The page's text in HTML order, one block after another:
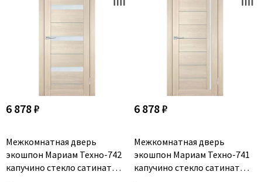
6 878 ₽
Межкомнатная дверь
экошпон Мариам Техно-742
капучино стекло сатинат
6 878 ₽
Межкомнатная дверь
экошпон Мариам Техно-741
капучино стекло сатинат